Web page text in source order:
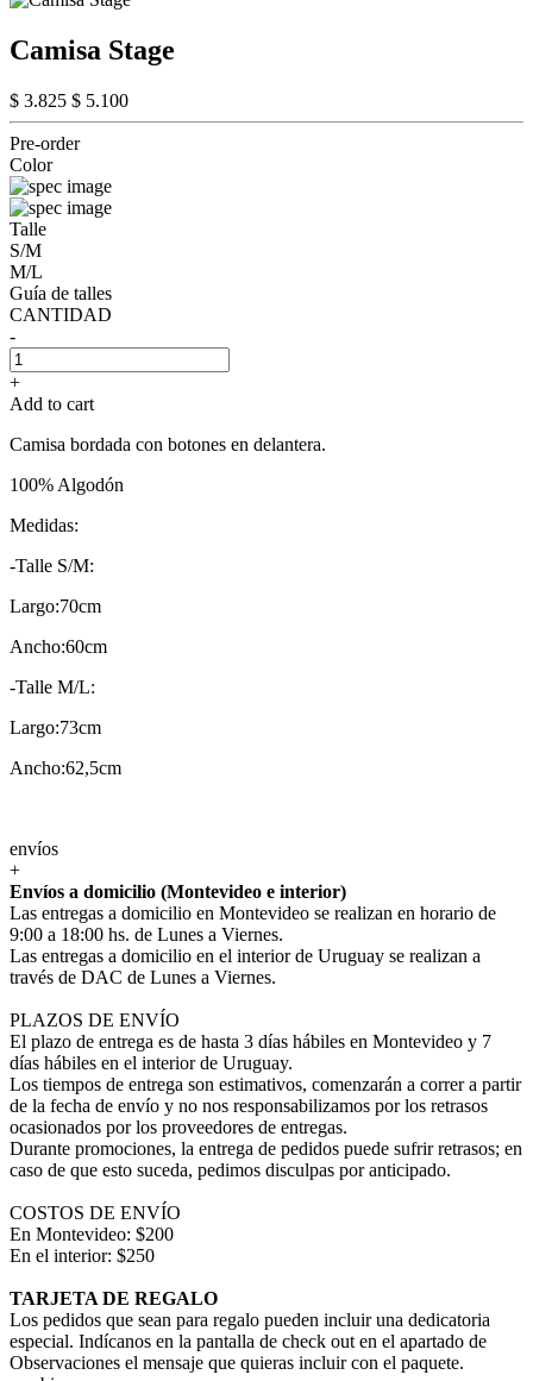
Camisa Stage
$ 3.825 $ 5.100
Pre-order
Color
Talle
S/M
M/L
Guía de talles
CANTIDAD
-
+
Add to cart
Camisa bordada con botones en delantera.
100% Algodón
Medidas:
-Talle S/M:
Largo:70cm
Ancho:60cm
-Talle M/L:
Largo:73cm
Ancho:62,5cm
envíos
+
Envíos a domicilio (Montevideo e interior)
Las entregas a domicilio en Montevideo se realizan en horario de
9:00 a 18:00 hs. de Lunes a Viernes.
Las entregas a domicilio en el interior de Uruguay se realizan a
través de DAC de Lunes a Viernes.
PLAZOS DE ENVÍO
El plazo de entrega es de hasta 3 días hábiles en Montevideo y 7
días hábiles en el interior de Uruguay.
Los tiempos de entrega son estimativos, comenzarán a correr a partir
de la fecha de envío y no nos responsabilizamos por los retrasos
ocasionados por los proveedores de entregas.
Durante promociones, la entrega de pedidos puede sufrir retrasos; en
caso de que esto suceda, pedimos disculpas por anticipado.
COSTOS DE ENVÍO
En Montevideo: $200
En el interior: $250
TARJETA DE REGALO
Los pedidos que sean para regalo pueden incluir una dedicatoria
especial. Indícanos en la pantalla de check out en el apartado de
Observaciones el mensaje que quieras incluir con el paquete.